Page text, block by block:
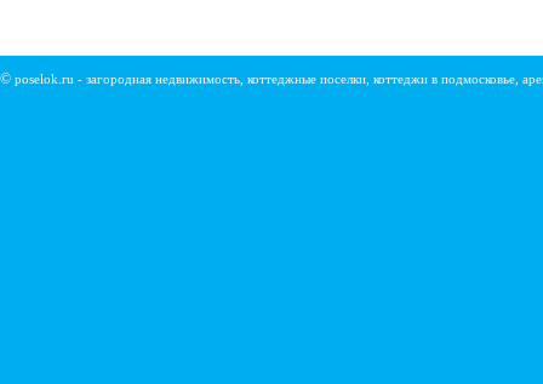
© poselok.ru - загородная недвижимость, коттеджные поселки, коттеджи в подмосковье,